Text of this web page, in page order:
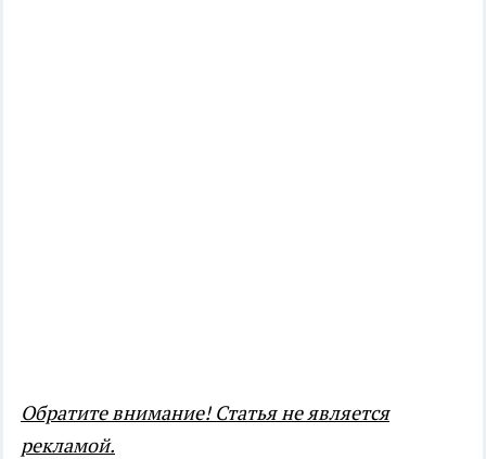
Обратите внимание! Статья не является
рекламой.